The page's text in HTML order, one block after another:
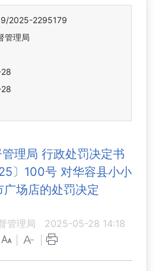
2025-2295179
管理局
理局 行政处罚决定书
〕100号 对华容县小小
场店的处罚决定
管理局
2025-05-28 14:18